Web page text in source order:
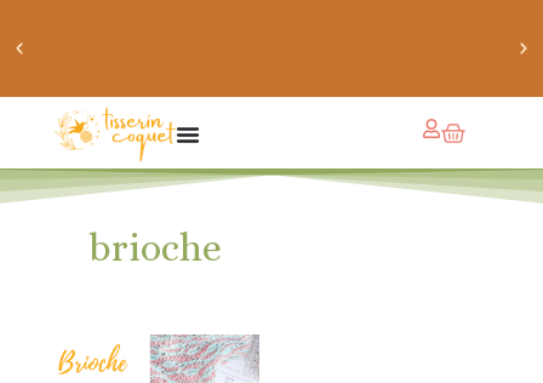
chaussettes douillettes :: le livre de chaussettes pour
petits et grands
brioche